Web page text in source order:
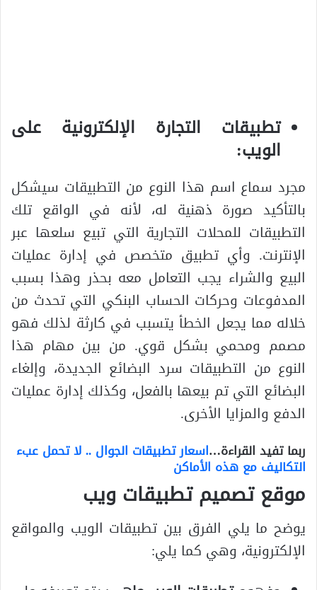
تطبيقات التجارة الإلكترونية على
الويب:
مجرد سماع اسم هذا النوع من التطبيقات سيشكل
بالتأكيد صورة ذهنية له، لأنه في الواقع تلك
التطبيقات للمحلات التجارية التي تبيع سلعها عبر
الإنترنت. وأي تطبيق متخصص في إدارة عمليات
البيع والشراء يجب التعامل معه بحذر وهذا بسبب
المدفوعات وحركات الحساب البنكي التي تحدث من
خلاله مما يجعل الخطأ يتسبب في كارثة لذلك فهو
مصمم ومحمي بشكل قوي. من بين مهام هذا
النوع من التطبيقات سرد البضائع الجديدة، وإلغاء
البضائع التي تم بيعها بالفعل، وكذلك إدارة عمليات
الدفع والمزايا الأخرى.
ربما تفيد القراءة…اسعار تطبيقات الجوال .. لا تحمل عبء
التكاليف مع هذه الأماكن
موقع تصميم تطبيقات ويب
يوضح ما يلي الفرق بين تطبيقات الويب والمواقع
الإلكترونية، وهي كما يلي: